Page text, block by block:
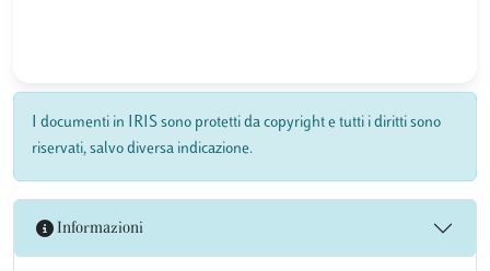
I documenti in IRIS sono protetti da copyright e tutti i diritti sono
riservati, salvo diversa indicazione.
Informazioni